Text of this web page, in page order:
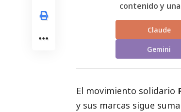
contenido y
Claude
Gemini
El movimiento solidario
y sus marcas sigue